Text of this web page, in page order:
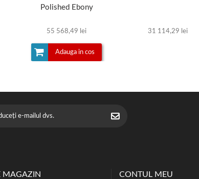
Polished Ebony
55 568,49 lei
Adauga in cos
31 114,29 lei
MAGAZIN CONTUL MEU